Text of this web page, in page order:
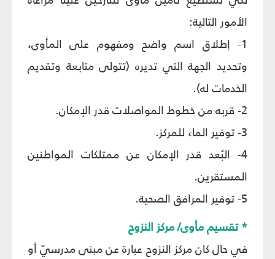
الأمور التالية:
1- إطلاق اسم واضح ومفهوم على المأوى،
وتحديد الجهة التي تديره (تتولى متابعة وتقديم
الخدمات له).
2- قربه من خطوط المواصلات قدر الإمكان.
3- توفير الماء للمركز.
4- البُعد قدر الإمكان عن ممتلكات المواطنين
المستقرين.
5- توفير المرافق الصحية.
* تقسيم مأوى/ مركز النزوح
في حال كان مركز النزوح عبارة عن مبنى مدرسيّ أو